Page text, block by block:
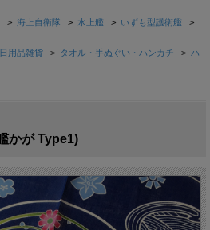
> 海上自衛隊 > 水上艦 > いずも型護衛艦 >
日用品雑貨 > タオル・手ぬぐい・ハンカチ > ハ
かが Type1)